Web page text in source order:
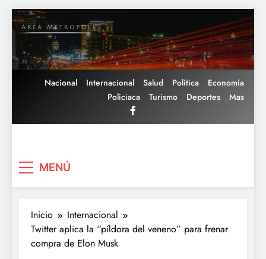
Saltar
al
contenido
Nacional Internacional Salud Política
Economía
Policiaca
Turismo Deportes Mas
MENÚ
Inicio
Internacional
Twitter aplica la “píldora del veneno” para frenar
compra de Elon Musk